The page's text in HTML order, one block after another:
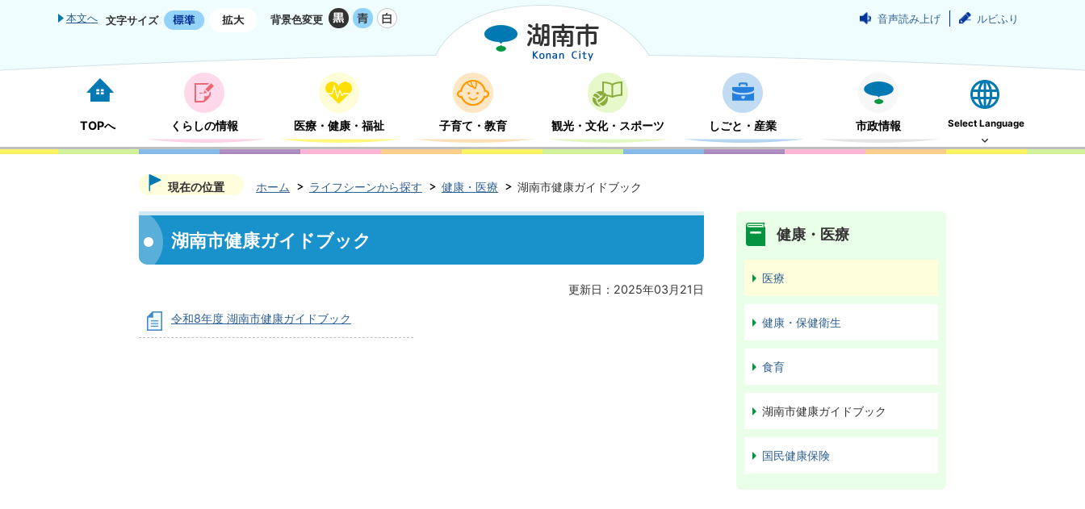
本文へ 文字サイズ 背景色変更 音声読み上げ ルビふり
TOPへ くらしの情報 医療・健康・福祉 子育て・教育 観光・文化・スポーツ しごと・産業 市政情報 Select Language
現在の位置 ホーム ライフシーンから探す 健康・医療 湖南市健康ガイドブック
湖南市健康ガイドブック
更新日：2025年03月21日
令和8年度 湖南市健康ガイドブック
健康・医療
医療
健康・保健衛生
食育
湖南市健康ガイドブック
国民健康保険